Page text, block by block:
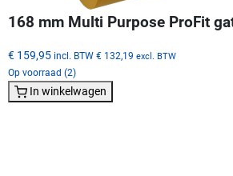
168 mm Multi Purpose ProFit
€ 159,95 incl. BTW € 132,19 excl. BTW
Op voorraad (2)
In winkelwagen